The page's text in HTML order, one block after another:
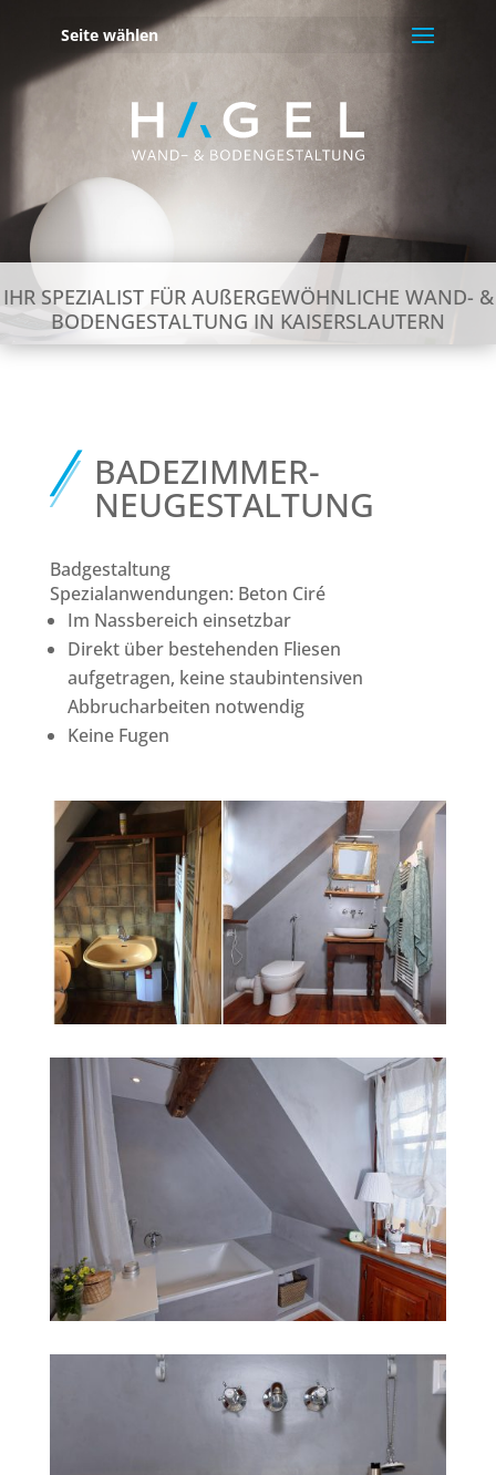
Seite wählen
IHR SPEZIALIST FÜR AUßERGEWÖHNLICHE WAND- &
BODENGESTALTUNG IN KAISERSLAUTERN
BADEZIMMER-
NEUGESTALTUNG
Badgestaltung
Spezialanwendungen: Beton Ciré
Im Nassbereich einsetzbar
Direkt über bestehenden Fliesen
aufgetragen, keine staubintensiven
Abbrucharbeiten notwendig
Keine Fugen